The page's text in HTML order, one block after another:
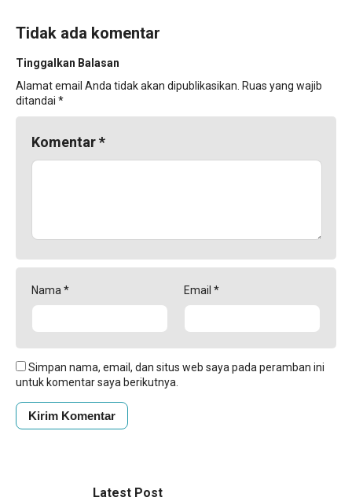
Tidak ada komentar
Tinggalkan Balasan
Alamat email Anda tidak akan dipublikasikan. Ruas yang wajib
ditandai *
Komentar*
Nama * Email *
Simpan nama, email, dan situs web saya pada peramban ini
untuk komentar saya berikutnya.
Latest Post